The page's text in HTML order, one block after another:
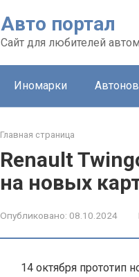
Авто портал
Сайт для любителей
Иномарки
Главная страница
Renault
на новых
Опубликовано: 08.10.2024
14 октября прототип